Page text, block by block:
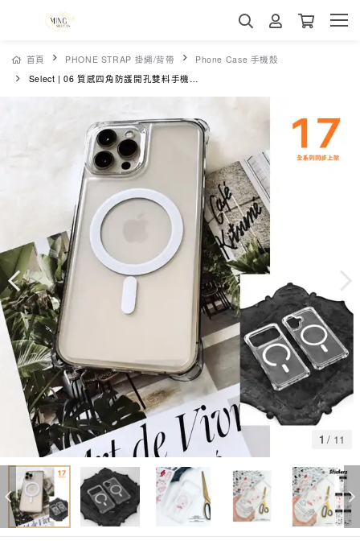
首頁 PHONE STRAP 掛繩/背帶
Phone Case 手機殼
Select | 06 質感四角防護開孔雙料手機殼-超薄高透磁吸款-iPhone
1 / 11